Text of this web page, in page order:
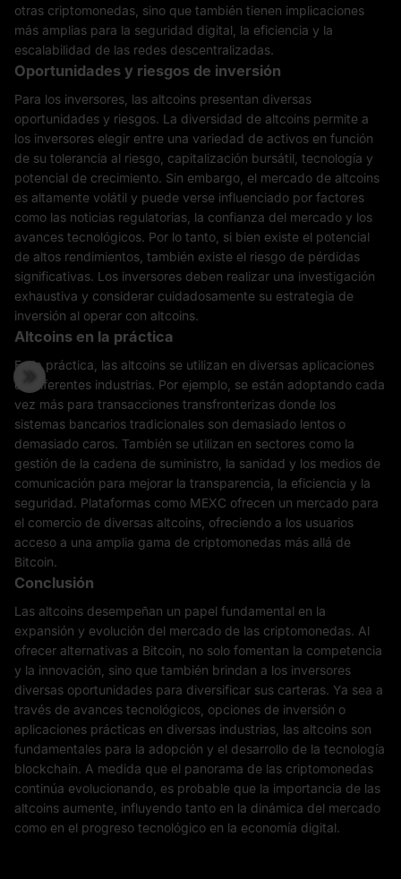
otras criptomonedas, sino que también tienen implicaciones
más amplias para la seguridad digital, la eficiencia y la
escalabilidad de las redes descentralizadas.
Oportunidades y riesgos de inversión
Para los inversores, las altcoins presentan diversas
oportunidades y riesgos. La diversidad de altcoins permite a
los inversores elegir entre una variedad de activos en función
de su tolerancia al riesgo, capitalización bursátil, tecnología y
potencial de crecimiento. Sin embargo, el mercado de altcoins
es altamente volátil y puede verse influenciado por factores
como las noticias regulatorias, la confianza del mercado y los
avances tecnológicos. Por lo tanto, si bien existe el potencial
de altos rendimientos, también existe el riesgo de pérdidas
significativas. Los inversores deben realizar una investigación
exhaustiva y considerar cuidadosamente su estrategia de
inversión al operar con altcoins.
Altcoins en la práctica
En la práctica, las altcoins se utilizan en diversas aplicaciones
en diferentes industrias. Por ejemplo, se están adoptando cada
vez más para transacciones transfronterizas donde los
sistemas bancarios tradicionales son demasiado lentos o
demasiado caros. También se utilizan en sectores como la
gestión de la cadena de suministro, la sanidad y los medios de
comunicación para mejorar la transparencia, la eficiencia y la
seguridad. Plataformas como MEXC ofrecen un mercado para
el comercio de diversas altcoins, ofreciendo a los usuarios
acceso a una amplia gama de criptomonedas más allá de
Bitcoin.
Conclusión
Las altcoins desempeñan un papel fundamental en la
expansión y evolución del mercado de las criptomonedas. Al
ofrecer alternativas a Bitcoin, no solo fomentan la competencia
y la innovación, sino que también brindan a los inversores
diversas oportunidades para diversificar sus carteras. Ya sea a
través de avances tecnológicos, opciones de inversión o
aplicaciones prácticas en diversas industrias, las altcoins son
fundamentales para la adopción y el desarrollo de la tecnología
blockchain. A medida que el panorama de las criptomonedas
continúa evolucionando, es probable que la importancia de las
altcoins aumente, influyendo tanto en la dinámica del mercado
como en el progreso tecnológico en la economía digital.